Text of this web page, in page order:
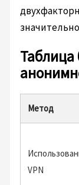
Таблица
Метод
VPN